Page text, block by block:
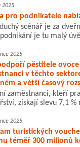
2025
pro podnikatele
scénář je za
je tu malý
2025
pěstitele ovoce
v těchto
a větší časový
zaměstnanci, kteří
získají slevu 7,1 %
2025
turistických
téměř 300 milionů